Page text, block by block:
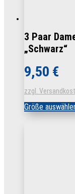
3 Paar
„Schwarz“
9,50 €
zzgl.
Größe